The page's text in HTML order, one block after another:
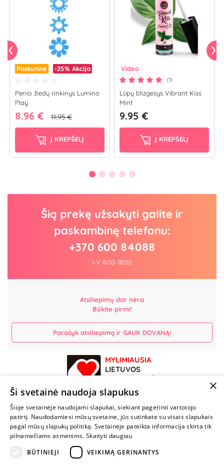
Paskutinė -25% Akcija
Penio žiedų rinkinys Lumino
Play
8.96 € 11.95 €
Į KREPŠELĮ
Video
(1)
Lūpų blizgesys Vibrant Kiss
Mint
9.95 €
Į KREPŠELĮ
Šią prekę užsakyti galite ir
paskambinę telefonu:
+370 600 84088
I-V 8:00-18:00
Atsiliepimų dar nėra
Būkite pirmi!
Parašyk atsiliepimą ir GAUK DOVANĄ!
MYLIMIAUSIA
LIETUVOS
PARDUOTUVĖ
NENUSTOK
ŽAISTI
+370 600 84088
×
Ši svetainė naudoja slapukus
Šioje svetainėje naudojami slapukai, siekiant pagerinti vartotojo
patirtį. Naudodamiesi mūsų svetaine, jūs sutinkate su visais slapukais
pagal mūsų slapukų politiką. Svetainėje pateikta informacija skirta tik
pilnamečiams asmenims. Skaityti daugiau
BŪTINIEJI
VEIKIMĄ GERINANTYS